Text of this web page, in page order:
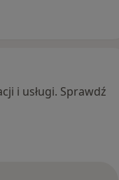
i usługi. Sprawdź